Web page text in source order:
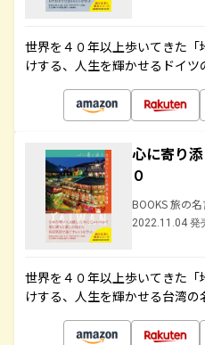
世界を４０年以上歩いてきた
けする、人生を輝かせるドイ
心に寄り
０
BOOKS 旅の
2022.11.04 発
世界を４０年以上歩いてきた
けする、人生を輝かせる台湾